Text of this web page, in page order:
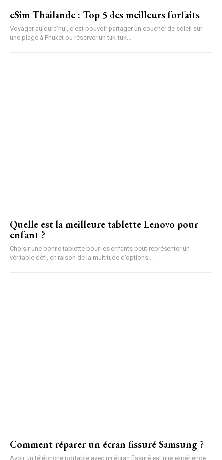
eSim Thailande : Top 5 des meilleurs forfaits
Voyager aujourd’hui, c’est pouvoir partager un coucher de soleil sur
une plage à Phuket ou réserver un tuk-tuk...
Quelle est la meilleure tablette Lenovo pour
enfant ?
Choisir une bonne tablette pour les enfants peut représenter un
véritable défi, en raison de la multitude d’options...
Comment réparer un écran fissuré Samsung ?
Avoir un téléphone portable avec un écran fissuré est une expérience